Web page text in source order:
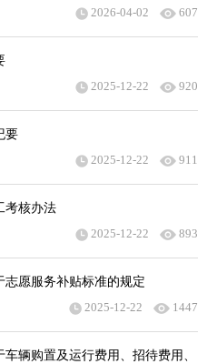
2026-04-02
607
2025-12-22
920
要
2025-12-22
911
考核办法
2025-12-22
893
志愿服务补贴标准的规定
2025-12-22
1447
辆购置及运行费用、招待费用、